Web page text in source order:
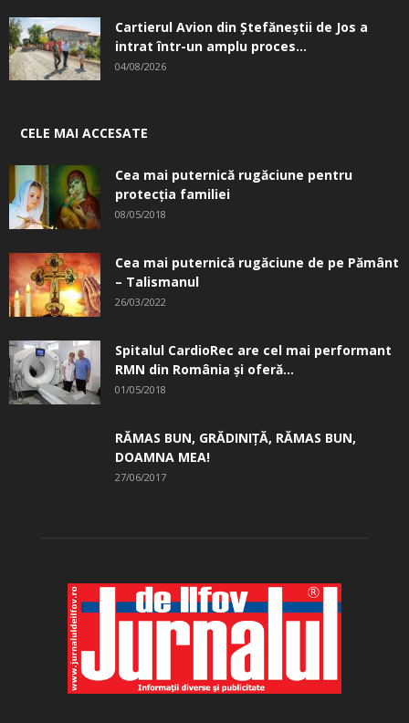
Cartierul Avion din Ştefăneştii de Jos a
intrat într-un amplu proces...
04/08/2026
CELE MAI ACCESATE
Cea mai puternică rugăciune pentru
protecția familiei
08/05/2018
Cea mai puternică rugăciune de pe Pământ
– Talismanul
26/03/2022
Spitalul CardioRec are cel mai performant
RMN din România și oferă...
01/05/2018
RĂMAS BUN, GRĂDINIŢĂ, ­RĂMAS BUN,
DOAMNA MEA!
27/06/2017